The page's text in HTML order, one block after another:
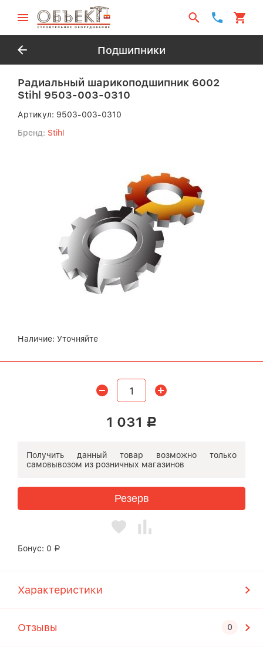
Подшипники
Радиальный шарикоподшипник 6002
Stihl 9503-003-0310
Артикул: 9503-003-0310
Бренд: Stihl
Наличие: Уточняйте
1 031 Р
Получить данный товар возможно только
самовывозом из розничных магазинов
Резерв
Бонус: 0 Р
Характеристики
Отзывы